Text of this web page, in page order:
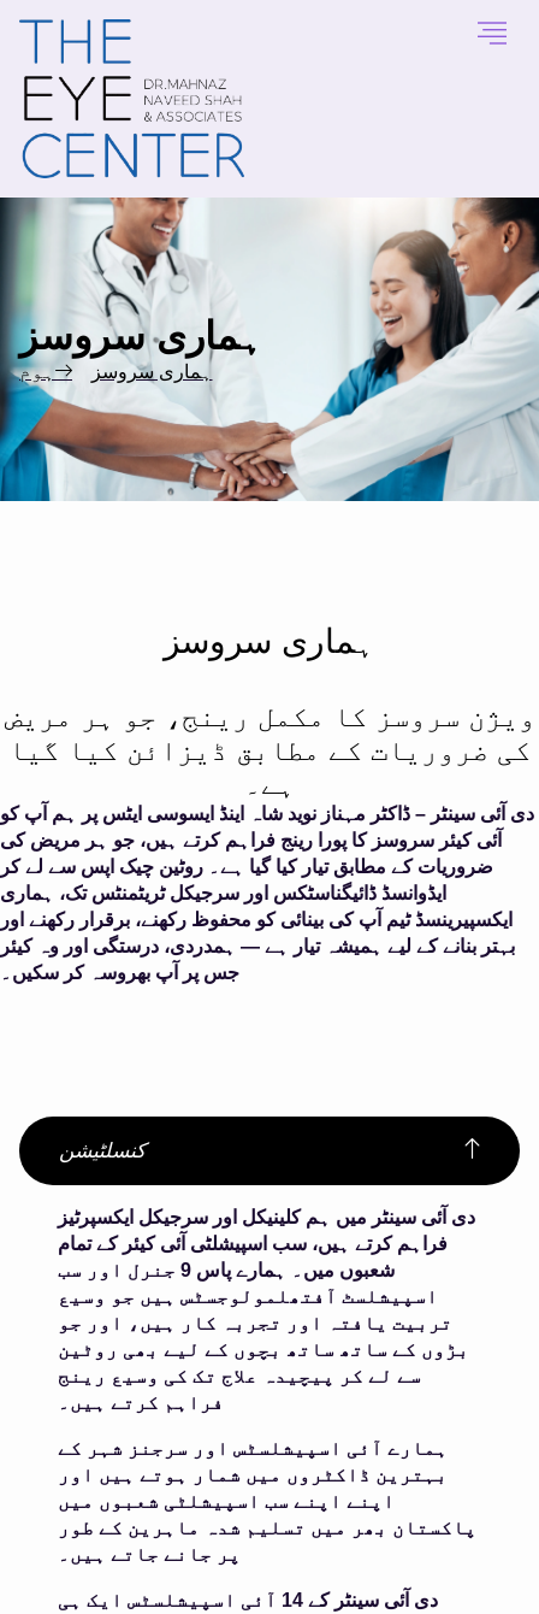
ہماری سروسز
ہوم ہماری سروسز
ہماری سروسز
ویژن سروسز کا مکمل رینج، جو ہر مریض
کی ضروریات کے مطابق ڈیزائن کیا گیا
ہے۔
دی آئی سینٹر – ڈاکٹر مہناز نوید شاہ اینڈ ایسوسی ایٹس پر ہم آپ کو
آئی کیئر سروسز کا پورا رینج فراہم کرتے ہیں، جو ہر مریض کی
ضروریات کے مطابق تیار کیا گیا ہے۔ روٹین چیک اپس سے لے کر
ایڈوانسڈ ڈائیگناسٹکس اور سرجیکل ٹریٹمنٹس تک، ہماری
ایکسپیرینسڈ ٹیم آپ کی بینائی کو محفوظ رکھنے، برقرار رکھنے اور
بہتر بنانے کے لیے ہمیشہ تیار ہے — ہمدردی، درستگی اور وہ کیئر
جس پر آپ بھروسہ کر سکیں۔
کنسلٹیشن
دی آئی سینٹر میں ہم کلینیکل اور سرجیکل ایکسپرٹیز
فراہم کرتے ہیں، سب اسپیشلٹی آئی کیئر کے تمام
شعبوں میں۔ ہمارے پاس 9 جنرل اور سب
اسپیشلسٹ آفتھلمولوجسٹس ہیں جو وسیع
تربیت یافتہ اور تجربہ کار ہیں، اور جو
بڑوں کے ساتھ ساتھ بچوں کے لیے بھی روٹین
سے لے کر پیچیدہ علاج تک کی وسیع رینج
فراہم کرتے ہیں۔
ہمارے آئی اسپیشلسٹس اور سرجنز شہر کے
بہترین ڈاکٹروں میں شمار ہوتے ہیں اور
اپنے اپنے سب اسپیشلٹی شعبوں میں
پاکستان بھر میں تسلیم شدہ ماہرین کے طور
پر جانے جاتے ہیں۔
دی آئی سینٹر کے 14 آئی اسپیشلسٹس ایک ہی